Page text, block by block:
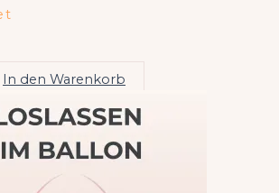
In den Warenkorb